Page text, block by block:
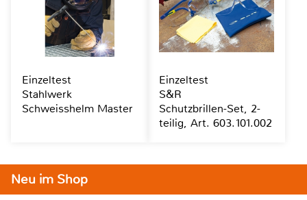
Neu im Shop
Einzeltest
Stahlwerk
Schweisshelm Master
Einzeltest
S&R
Schutzbrillen-Set, 2-
teilig, Art. 603.101.002